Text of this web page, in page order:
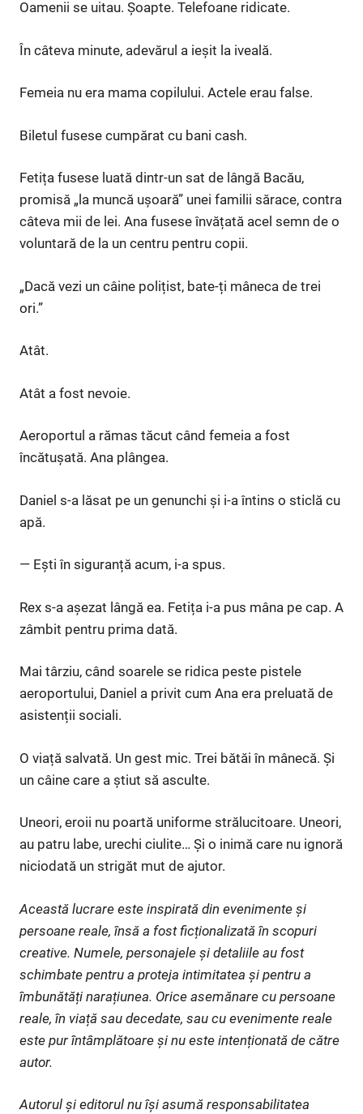
Oamenii se uitau. Șoapte. Telefoane ridicate.
În câteva minute, adevărul a ieșit la iveală.
Femeia nu era mama copilului. Actele erau false.
Biletul fusese cumpărat cu bani cash.
Fetița fusese luată dintr-un sat de lângă Bacău,
promisă „la muncă ușoară” unei familii sărace, contra
câteva mii de lei. Ana fusese învățată acel semn de o
voluntară de la un centru pentru copii.
„Dacă vezi un câine polițist, bate-ți mâneca de trei
ori.”
Atât.
Atât a fost nevoie.
Aeroportul a rămas tăcut când femeia a fost
încătușată. Ana plângea.
Daniel s-a lăsat pe un genunchi și i-a întins o sticlă cu
apă.
— Ești în siguranță acum, i-a spus.
Rex s-a așezat lângă ea. Fetița i-a pus mâna pe cap. A
zâmbit pentru prima dată.
Mai târziu, când soarele se ridica peste pistele
aeroportului, Daniel a privit cum Ana era preluată de
asistenții sociali.
O viață salvată. Un gest mic. Trei bătăi în mânecă. Și
un câine care a știut să asculte.
Uneori, eroii nu poartă uniforme strălucitoare. Uneori,
au patru labe, urechi ciulite… Și o inimă care nu ignoră
niciodată un strigăt mut de ajutor.
Această lucrare este inspirată din evenimente și
persoane reale, însă a fost ficționalizată în scopuri
creative. Numele, personajele și detaliile au fost
schimbate pentru a proteja intimitatea și pentru a
îmbunătăți narațiunea. Orice asemănare cu persoane
reale, în viață sau decedate, sau cu evenimente reale
este pur întâmplătoare și nu este intenționată de către
autor.
Autorul și editorul nu își asumă responsabilitatea